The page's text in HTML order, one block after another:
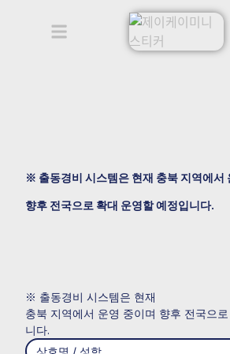
※ 출동경비 시스템은 현재 충북 지역에서
향후 전국으로 확대 운영할 예정입니다.
※ 출동경비 시스템은 현재
충북 지역에서 운영 중이며 향후 전국으
니다.